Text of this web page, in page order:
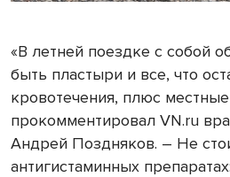
«В летней поездке с собой
быть пластыри и все, что
кровотечения, плюс
прокомментировал VN.ru
Андрей Поздняков. – Не
антигистаминных